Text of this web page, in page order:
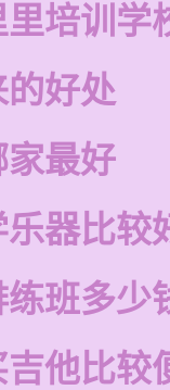
培训学
好处
最好
器比较
班多少
他比较